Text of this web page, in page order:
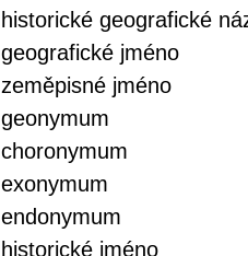
historické geografické
geografické jméno
zeměpisné jméno
geonymum
choronymum
exonymum
endonymum
historické jméno